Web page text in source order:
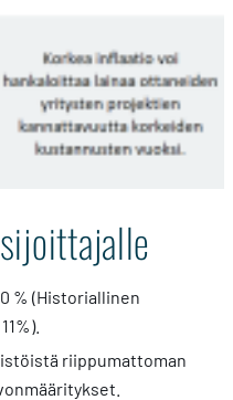
% (Historiallinen
riippumattoman